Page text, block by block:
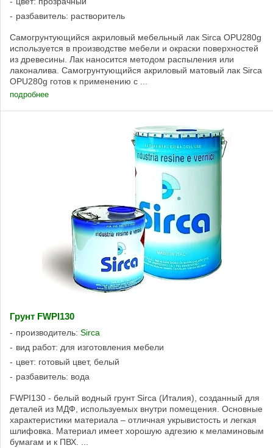
разбавитель: растворитель
Самогрунтующийся акриловый мебельный лак Sirca OPU280g
используется в производстве мебели и окраски поверхностей
из древесины. Лак наносится методом распыления или
лаконалива. Самогрунтующийся акриловый матовый лак Sirca
OPU280g готов к применению с ...
подробнее
Грунт FWPI130
производитель: Sirca
вид работ: для изготовления мебели
цвет: готовый цвет, белый
разбавитель: вода
FWPI130 - белый водный грунт Sirca (Италия), созданный для
деталей из МДФ, используемых внутри помещения. Основные
характеристики материала – отличная укрывистость и легкая
шлифовка. Материал имеет хорошую адгезию к меламиновым
бумагам и к ПВХ. ...